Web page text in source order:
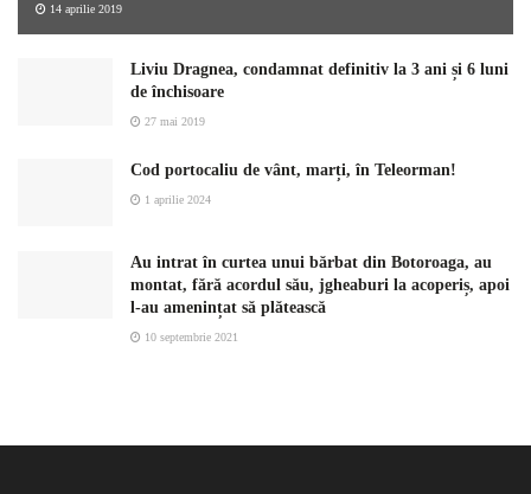
14 aprilie 2019
Liviu Dragnea, condamnat definitiv la 3 ani și 6 luni
de închisoare
27 mai 2019
Cod portocaliu de vânt, marți, în Teleorman!
1 aprilie 2024
Au intrat în curtea unui bărbat din Botoroaga, au
montat, fără acordul său, jgheaburi la acoperiș, apoi
l-au amenințat să plătească
10 septembrie 2021